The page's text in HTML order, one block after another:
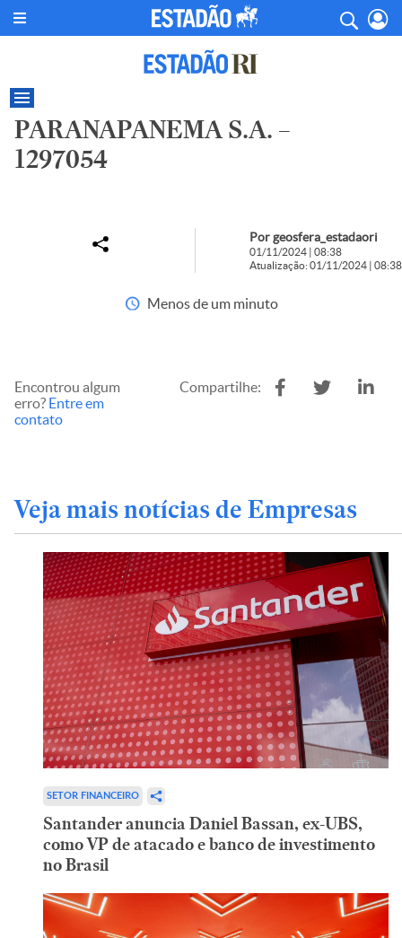
PARANAPANEMA S.A. –
1297054
Por geosfera_estadaori
01/11/2024 | 08:38
Atualização: 01/11/2024 | 08:38
Menos de um minuto
Encontrou algum
erro? Entre em
contato
Compartilhe:
Veja mais notícias de Empresas
SETOR FINANCEIRO
Santander anuncia Daniel Bassan, ex-UBS,
como VP de atacado e banco de investimento
no Brasil